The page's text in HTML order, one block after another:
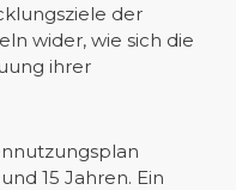
der
wider, wie sich die
ihrer
15 Jahren. Ein